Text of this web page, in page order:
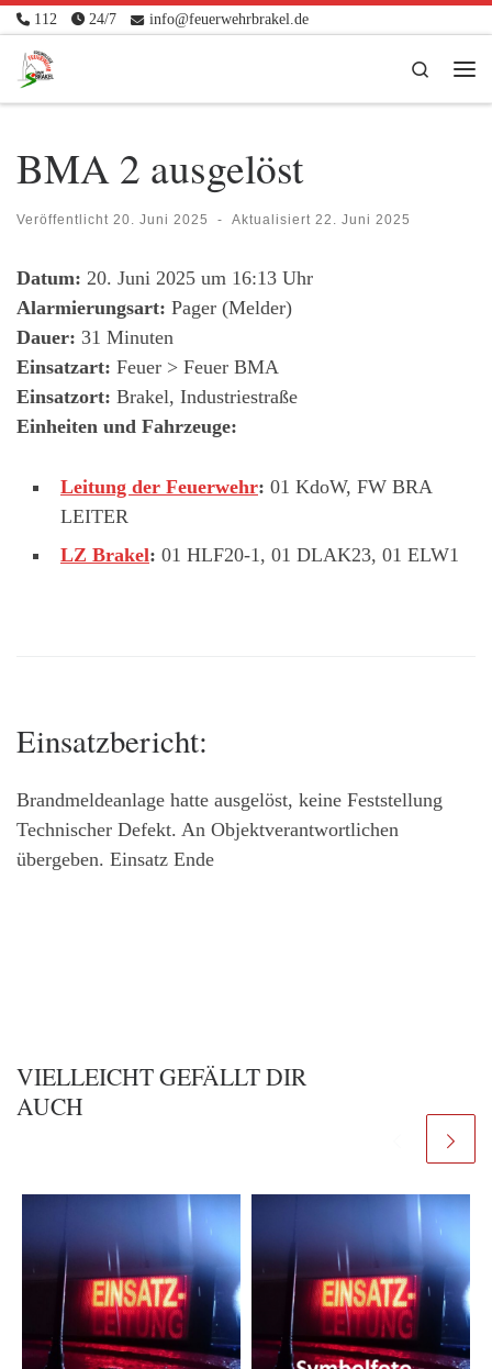
Zum Inhalt springen
112 24/7 info@feuerwehrbrakel.de
Search
BMA 2 ausgelöst
Veröffentlicht 20. Juni 2025 - Aktualisiert 22. Juni 2025
Datum: 20. Juni 2025 um 16:13 Uhr
Alarmierungsart: Pager (Melder)
Dauer: 31 Minuten
Einsatzart: Feuer > Feuer BMA
Einsatzort: Brakel, Industriestraße
Einheiten und Fahrzeuge:
Leitung der Feuerwehr: 01 KdoW, FW BRA
LEITER
LZ Brakel: 01 HLF20-1, 01 DLAK23, 01 ELW1
Einsatzbericht:
Brandmeldeanlage hatte ausgelöst, keine Feststellung
Technischer Defekt. An Objektverantwortlichen
übergeben. Einsatz Ende
VIELLEICHT GEFÄLLT DIR
AUCH